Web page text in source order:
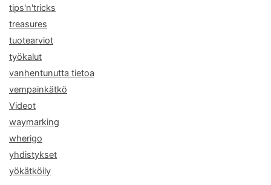
tips'n'tricks
treasures
tuotearviot
työkalut
vanhentunutta tietoa
vempainkätkö
Videot
waymarking
wherigo
yhdistykset
yökätköily